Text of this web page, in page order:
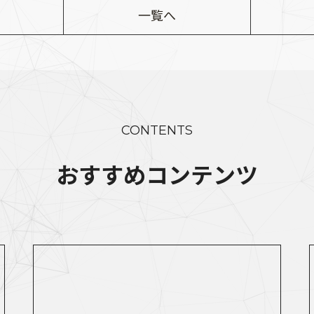
一覧へ
CONTENTS
おすすめコンテンツ